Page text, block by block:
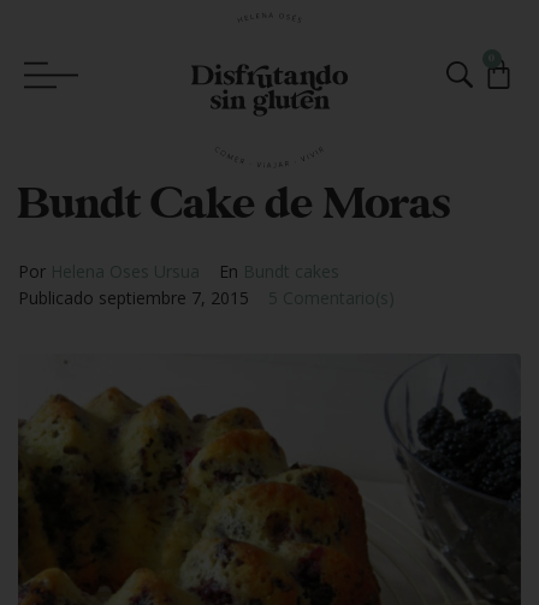
Bundt Cake de Moras
Por Helena Oses Ursua En Bundt cakes
Publicado septiembre 7, 2015 5 Comentario(s)